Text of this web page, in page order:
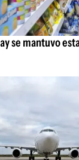
se mantuvo